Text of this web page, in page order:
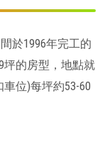
於1996年完工的
坪的房型，地點就
位)每坪約53-60